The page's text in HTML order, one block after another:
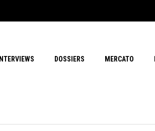
INTERVIEWS DOSSIERS MERCATO